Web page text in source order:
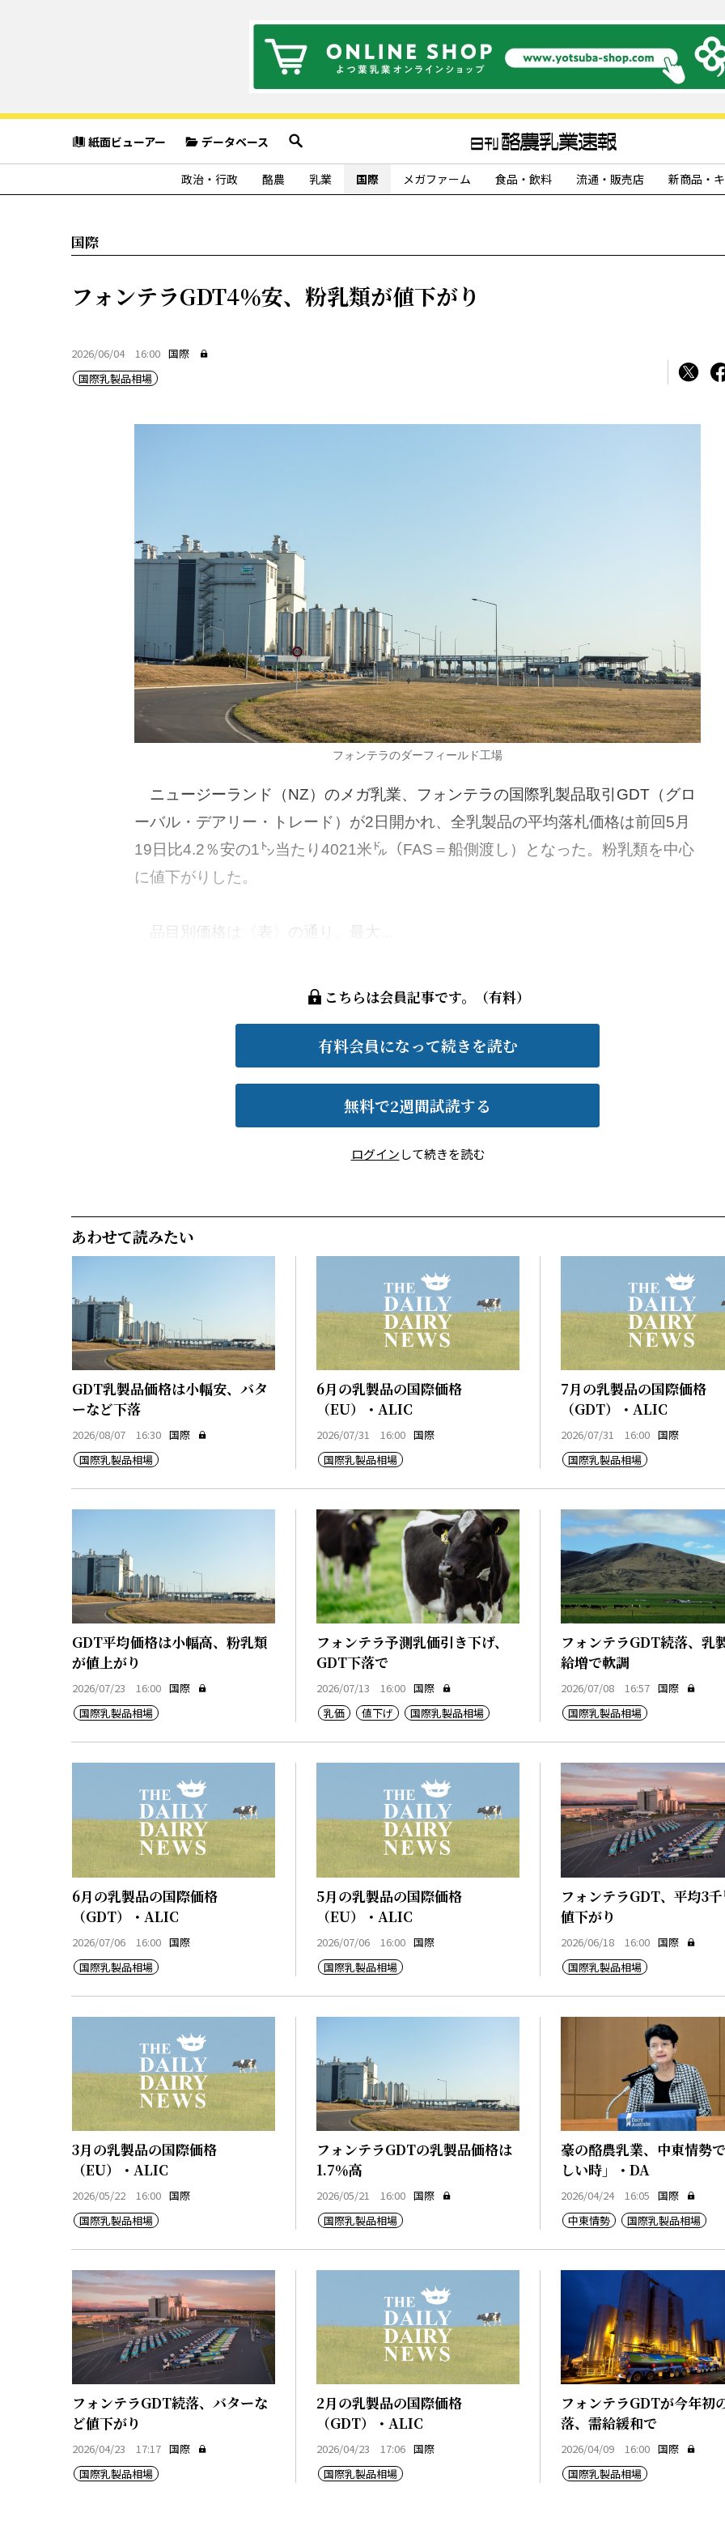
紙面ビューアー データベース
政治・行政 酪農 乳業 国際 メガファーム 食品・飲料 流通・販売店 新商品・
国際
フォンテラGDT4％安、粉乳類が値下がり
2026/06/04 16:00 国際
国際乳製品相場
フォンテラのダーフィールド工場
ニュージーランド（NZ）のメガ乳業、フォンテラの国際乳製品取引GDT（グロ
ーバル・デアリー・トレード）が2日開かれ、全乳製品の平均落札価格は前回5月
19日比4.2％安の1㌧当たり4021米㌦（FAS＝船側渡し）となった。粉乳類を中心
に値下がりした。
品目別価格は〈表〉の通り。最大...
こちらは会員記事です。（有料）
有料会員になって続きを読む
無料で2週間試読する
ログインして続きを読む
あわせて読みたい
GDT乳製品価格は小幅安、バタ
ーなど下落
2026/08/07 16:30 国際
国際乳製品相場
6月の乳製品の国際価格
（EU）・ALIC
2026/07/31 16:00 国際
国際乳製品相場
7月の乳製品の国際価格
（GDT）・ALIC
2026/07/31 16:00 国際
国際乳製品相場
GDT平均価格は小幅高、粉乳類
が値上がり
2026/07/23 16:00 国際
国際乳製品相場
フォンテラ予測乳価引き下げ、
GDT下落で
2026/07/13 16:00 国際
乳価
値下げ 国際乳製品相場
フォンテラGDT続落、乳
給増で軟調
2026/07/08 16:57 国際
国際乳製品相場
6月の乳製品の国際価格
（GDT）・ALIC
2026/07/06 16:00 国際
国際乳製品相場
5月の乳製品の国際価格
（EU）・ALIC
2026/07/06 16:00 国際
国際乳製品相場
フォンテラGDT、平均3
値下がり
2026/06/18 16:00 国際
国際乳製品相場
3月の乳製品の国際価格
（EU）・ALIC
2026/05/22 16:00 国際
国際乳製品相場
フォンテラGDTの乳製品価格は
1.7％高
2026/05/21 16:00 国際
国際乳製品相場
豪の酪農乳業、中東情勢
しい時」・DA
2026/04/24 16:05 国際
中東情勢
国際乳製品相場
フォンテラGDT続落、バターな
ど値下がり
2026/04/23 17:17 国際
国際乳製品相場
2月の乳製品の国際価格
（GDT）・ALIC
2026/04/23 17:06 国際
国際乳製品相場
フォンテラGDTが今年初
落、需給緩和で
2026/04/09 16:00 国際
国際乳製品相場